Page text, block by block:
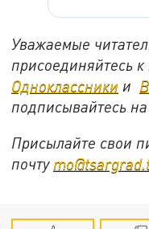
Уважаемые
присоединяйтесь
Одноклассники и
подписывайтесь
Присылайте свои
почту